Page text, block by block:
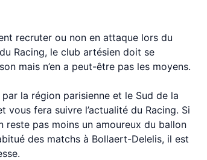
recruter ou non en attaque lors du
Racing, le club artésien doit se
mais n’en a peut-être pas les moyens.
la région parisienne et le Sud de la
vous fera suivre l’actualité du Racing. Si
reste pas moins un amoureux du ballon
des matchs à Bollaert-Delelis, il est